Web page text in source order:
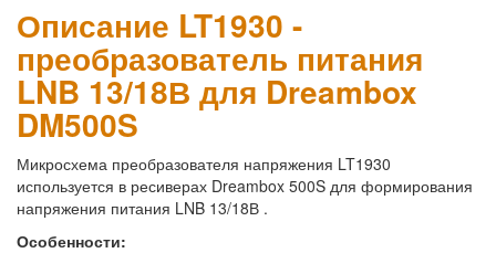
Описание LT1930 -
преобразователь питания
LNB 13/18В для Dreambox
DM500S
Микросхема преобразователя напряжения LT1930
используется в ресиверах Dreambox 500S для формирования
напряжения питания LNB 13/18В .
Особенности: